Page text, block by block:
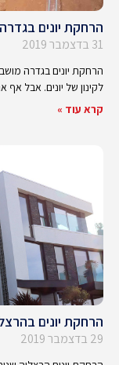
הרחקת יונים בגדרה
31 בדצמבר 2019
הרחקת יונים בגדרה
לקינון של יונים. אבל אף
קרא עוד »
הרחקת יונים
29 בדצמבר 2019